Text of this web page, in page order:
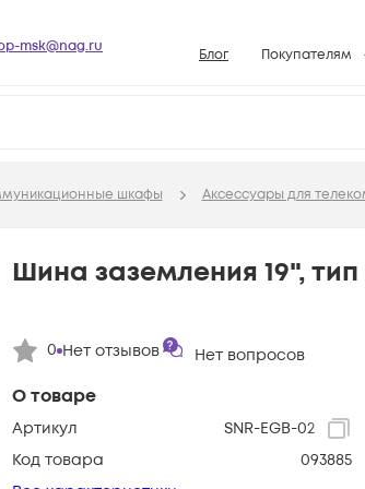
msk@nag.ru Блог Покупателям
Условия
Возврат
База знаний
шкафы Аксессуары для
О товаре
Артикул
SNR-EGB-02
Код товара
093885
Шина заземления 19", тип
0 Нет отзывов Нет вопросов